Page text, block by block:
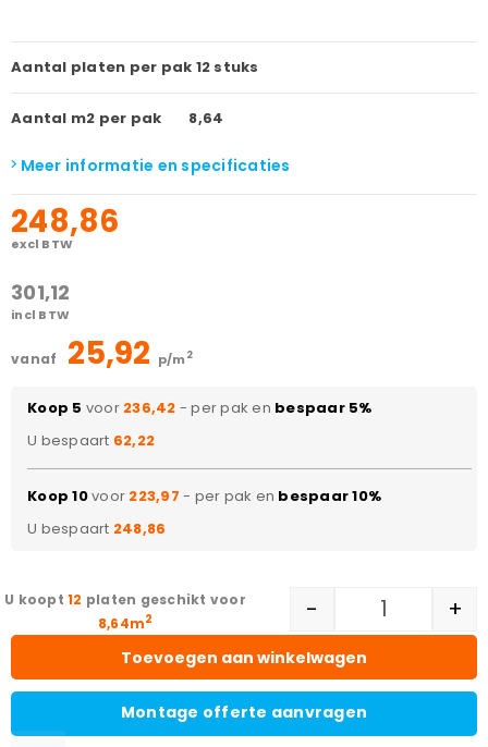
Aantal platen per pak 12 stuks
Aantal m2 per pak 8,64
Meer informatie en specificaties
248,86
excl BTW
301,12
incl BTW
vanaf 25,92 p/m 2
Koop 5 voor 236,42 - per pak en bespaar 5%
U bespaart 62,22
Koop 10voor 223,97 - per pak en bespaar 10%
U bespaart 248,86
- +
Toevoegen aan winkelwagen
Montage offerte aanvragen
12 platen geschikt voor
8,64m2